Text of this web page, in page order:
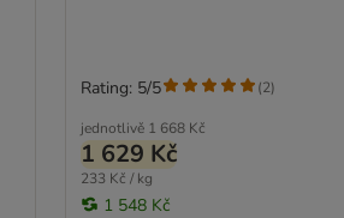
jednotlivě 1 668 Kč
1 629 Kč
233 Kč / kg
1 548 Kč
Rating: 5/5 (2)